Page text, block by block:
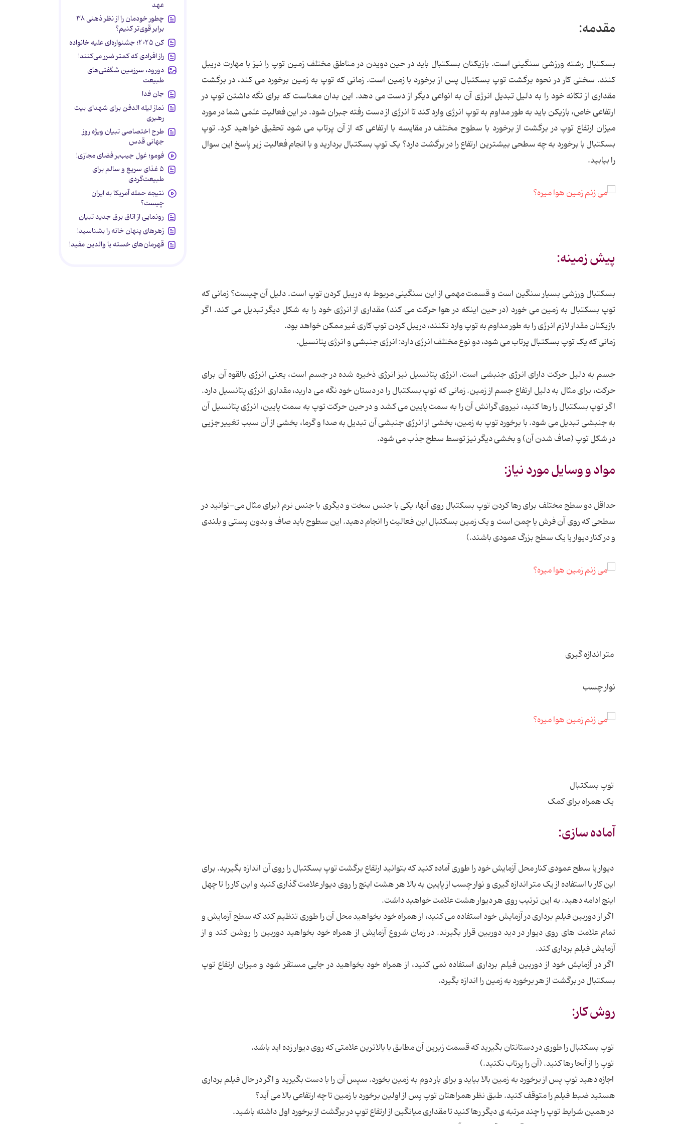
مقدمه:
بسکتبال رشته ورزشی سنگینی است. بازیکنان بسکتبال باید در حین دویدن در مناطق مختلف زمین توپ را نیز با مهارت دریبل
کنند. سختی کار در نحوه برگشت توپ بسکتبال پس از برخورد با زمین است. زمانی که توپ به زمین برخورد می کند، در برگشت
مقداری از تکانه خود را به دلیل تبدیل انرژی آن به انواعی دیگر از دست می دهد. این بدان معناست که برای نگه داشتن توپ در
ارتفاعی خاص، بازیکن باید به طور مداوم به توپ انرژی وارد کند تا انرژی از دست رفته جبران شود. در این فعالیت علمی شما در مورد
میزان ارتفاع توپ در برگشت از برخورد با سطوح مختلف در مقایسه با ارتفاعی که از آن پرتاب می شود تحقیق خواهید کرد. توپ
بسکتبال با برخورد به چه سطحی بیشترین ارتفاع را در برگشت دارد؟ یک توپ بسکتبال بردارید و با انجام فعالیت زیر پاسخ این سوال
را بیابید.
پیش زمینه:
بسکتبال ورزشی بسیار سنگین است و قسمت مهمی از این سنگینی مربوط به دریبل کردن توپ است. دلیل آن چیست؟ زمانی که
توپ بسکتبال به زمین می خورد (در حین اینکه در هوا حرکت می کند) مقداری از انرژی خود را به شکل دیگر تبدیل می کند. اگر
بازیکنان مقدار لازم انرژی را به طور مداوم به توپ وارد نکنند، دریبل کردن توپ کاری غیر ممکن خواهد بود.
زمانی که یک توپ بسکتبال پرتاب می شود، دو نوع مختلف انرژی دارد: انرژی جنبشی و انرژی پتانسیل.
جسم به دلیل حرکت دارای انرژی جنبشی است. انرژی پتانسیل نیز انرژی ذخیره شده در جسم است، یعنی انرژی بالقوه آن برای
حرکت، برای مثال به دلیل ارتفاع جسم از زمین. زمانی که توپ بسکتبال را در دستان خود نگه می دارید، مقداری انرژی پتانسیل دارد.
اگر توپ بسکتبال را رها کنید، نیروی گرانش آن را به سمت پایین می کشد و در حین حرکت توپ به سمت پایین، انرژی پتانسیل آن
به جنبشی تبدیل می شود. با برخورد توپ به زمین، بخشی از انرژی جنبشی آن تبدیل به صدا و گرما، بخشی از آن سبب تغییر جزیی
در شکل توپ (صاف شدن آن) و بخشی دیگر نیز توسط سطح جذب می شود.
مواد و وسایل مورد نیاز:
حداقل دو سطح مختلف برای رها کردن توپ بسکتبال روی آنها، یکی با جنس سخت و دیگری با جنس نرم (برای مثال می-توانید در
سطحی که روی آن فرش یا چمن است و یک زمین بسکتبال این فعالیت را انجام دهید. این سطوح باید صاف و بدون پستی و بلندی
و در کنار دیوار یا یک سطح بزرگ عمودی باشند.)
متر اندازه گیری
نوار چسب
توپ بسکتبال
یک همراه برای کمک
آماده سازی:
دیوار یا سطح عمودی کنار محل آزمایش خود را طوری آماده کنید که بتوانید ارتفاع برگشت توپ بسکتبال را روی آن اندازه بگیرید. برای
این کار با استفاده از یک متر اندازه گیری و نوار چسب از پایین به بالا هر هشت اینچ را روی دیوار علامت گذاری کنید و این کار را تا چهل
اینچ ادامه دهید. به این ترتیب روی هر دیوار هشت علامت خواهید داشت.
اگر از دوربین فیلم برداری در آزمایش خود استفاده می کنید، از همراه خود بخواهید محل آن را طوری تنظیم کند که سطح آزمایش و
تمام علامت های روی دیوار در دید دوربین قرار بگیرند. در زمان شروع آزمایش از همراه خود بخواهید دوربین را روشن کند و از
آزمایش فیلم برداری کند.
اگر در آزمایش خود از دوربین فیلم برداری استفاده نمی کنید، از همراه خود بخواهید در جایی مستقر شود و میزان ارتفاع توپ
بسکتبال در برگشت از هر برخورد به زمین را اندازه بگیرد.
روش کار:
توپ بسکتبال را طوری در دستانتان بگیرید که قسمت زیرین آن مطابق با بالاترین علامتی که روی دیوار زده اید باشد.
توپ را از آنجا رها کنید. (آن را پرتاب نکنید.)
اجازه دهید توپ پس از برخورد به زمین بالا بیاید و برای بار دوم به زمین بخورد. سپس آن را با دست بگیرید و اگر در حال فیلم برداری
هستید ضبط فیلم را متوقف کنید. طبق نظر همراهتان توپ پس از اولین برخورد با زمین تا چه ارتفاعی بالا می آید؟
در همین شرایط توپ را چند مرتبه ی دیگر رها کنید تا مقداری میانگین از ارتفاع توپ در برگشت از برخورد اول داشته باشید.
عهد
چطور خودمان را از نظر ذهنی ۳۸
برابر قوی‌تر کنیم؟
کن ۲۰۲۵؛ جشنواره‌ای علیه خانواده
راز افرادی که کمتر ضرر می‌کنند!
دورود، سرزمین شگفتی‌های
طبیعت
جان فدا
نماز لیله الدفن برای شهدای بیت
رهبری
طرح اختصاصی تبیان ویژه روز
جهانی قدس
فومو؛ غول جیب‌بر فضای مجازی!
۵ غذای سریع و سالم برای
طبیعت‌گردی
نتیجه حمله آمریکا به ایران
چیست؟
رونمایی از اتاق برق جدید تبیان
زهرهای پنهان خانه را بشناسید!
قهرمان‌های خسته یا والدین مفید!